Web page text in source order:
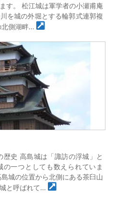
す。 松江城は軍学者の小瀬甫庵
を城の外堀とする輪郭式連郭複
北側湖畔…
史 高島城は「諏訪の浮城」と
の一つとしても数えられていま
城の位置から北側にある茶臼山
と呼ばれて…